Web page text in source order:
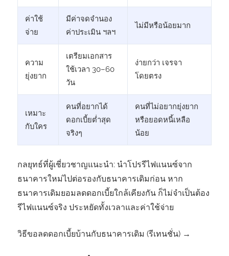
ค่าใช้
จ่าย
มีค่าจดจำนอง
ค่าประเมิน ฯลฯ
ไม่มีหรือน้อยมาก
ความ
ยุ่งยาก
เตรียมเอกสาร
ใช้เวลา 30–60
วัน
ง่ายกว่า เจรจา
โดยตรง
เหมาะ
กับใคร
คนที่อยากได้
ดอกเบี้ยต่ำสุด
จริงๆ
คนที่ไม่อยากยุ่งยาก
หรือยอดหนี้เหลือ
น้อย
กลยุทธ์ที่ผู้เชี่ยวชาญแนะนำ: นำโปรรีไฟแนนซ์จาก
ธนาคารใหม่ไปต่อรองกับธนาคารเดิมก่อน หาก
ธนาคารเดิมยอมลดดอกเบี้ยใกล้เคียงกัน ก็ไม่จำเป็นต้อง
รีไฟแนนซ์จริง ประหยัดทั้งเวลาและค่าใช้จ่าย
วิธีขอลดดอกเบี้ยบ้านกับธนาคารเดิม (รีเทนชั่น) →